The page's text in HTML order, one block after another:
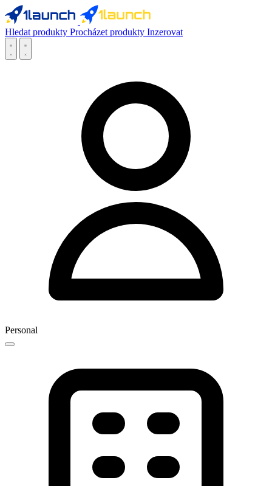
Hledat produkty Procházet produkty Inzerovat
Personal